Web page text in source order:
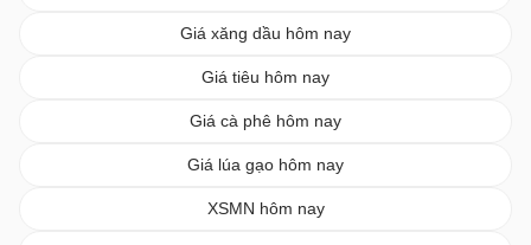
Giá xăng dầu hôm nay
Giá tiêu hôm nay
Giá cà phê hôm nay
Giá lúa gạo hôm nay
XSMN hôm nay